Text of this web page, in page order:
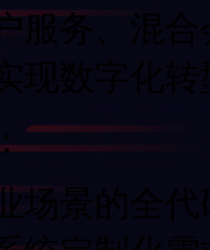
服务、混
实现数字化
景的全代